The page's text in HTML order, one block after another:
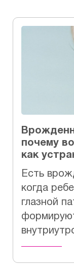
почему
как
Есть
когда
глазной